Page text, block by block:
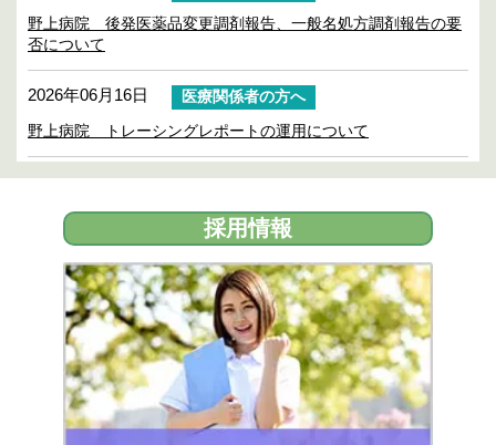
野上病院 後発医薬品変更調剤報告、一般名処方調剤報告の要
否について
2026年06月16日
医療関係者の方へ
野上病院 トレーシングレポートの運用について
2026年06月13日
採用情報
野上病院 准看護師（夜勤専従）（正職員）の求人を追加しま
した。
2026年06月13日
採用情報
野上病院 看護師（夜勤専従）（正職員）の求人を追加しまし
2026年05月26日
お知らせ
2026年10月18日（日）に乳がん検査が受診できます。
採用情報